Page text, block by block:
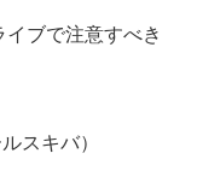
ブで注意すべき
スキバ）